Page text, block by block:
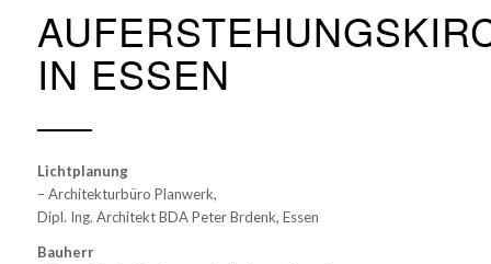
IN ESSEN
Lichtplanung
– Architekturbüro Planwerk,
Dipl. Ing. Architekt BDA Peter Brdenk, Essen
Bauherr